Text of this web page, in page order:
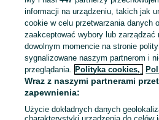
Popularne wyszukiwania
informacji na urządzeniu, takich jak
cookie w celu przetwarzania danych
zaakceptować wybory lub
dowolnym momencie na stronie
sygnalizowane naszym partnerom i
przeglądania. Polityka cookies,
Wraz z naszymi partnerami
zapewnienia:
Użycie dokładnych danych